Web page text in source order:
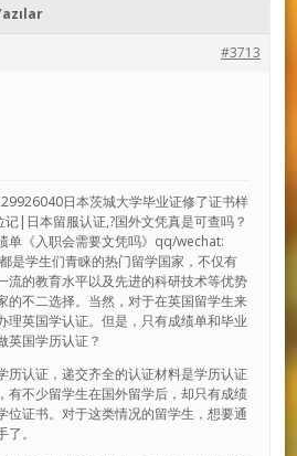
#3713
日本茨城大学毕业证修了证书样
|日本留服认证,?国外文凭真是可查吗？
单《入职会需要文凭吗》qq/wechat:
是学生们青睐的热门留学国家，不仅有
流的教育水平以及先进的科研技术等优势
的不二选择。当然，对于在英国留学生来
理英国学认证。但是，只有成绩单和毕业
英国学历认证？
历认证，递交齐全的认证材料是学历认证
有不少留学生在国外留学后，却只有成绩
位证书。对于这类情况的留学生，想要通
。